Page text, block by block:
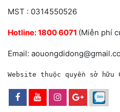
MST : 0314550526
Hotline:1800 6071 (Miễn phí
Email:
Website thuộc quyền sở hữu